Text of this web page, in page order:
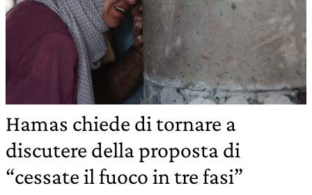
Hamas chiede di tornare a
discutere della proposta di
“cessate il fuoco in tre fasi”